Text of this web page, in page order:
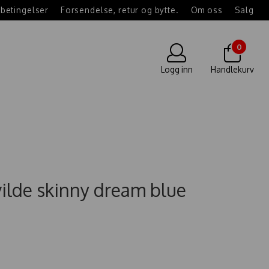
Forsendelse, retur og bytte. Om oss Salg
Logg inn
0
Handlekurv
skinny dream blue